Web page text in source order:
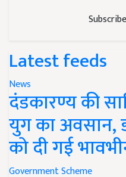
Latest feeds
News
दंडकारण्य की
युग का अवसान,
को दी गई
Government Scheme